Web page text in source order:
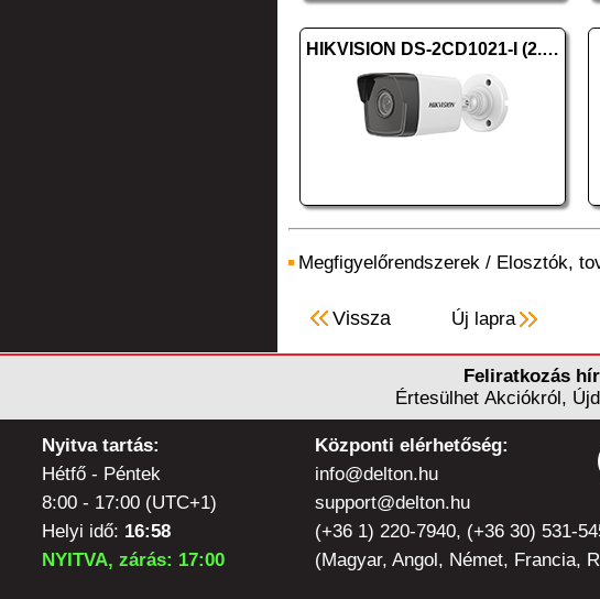
HIKVISION DS-2CD1021-I (2.8mm) (F)
Megfigyelőrendszerek / Elosztók,
Vissza Új lapra
Feliratkozás
Értesülhet Akciókról,
Nyitva tartás:
Hétfő - Péntek
8:00 - 17:00 (UTC+1)
Helyi idő: 16:58
NYITVA, zárás: 17:00
Központi elérhetőség:
info@delton.hu
support@delton.hu
(+36 1) 220-7940, (+36 30) 531-
(Magyar, Angol, Német, Francia,